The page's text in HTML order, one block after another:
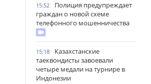
15:52
Полиция предупреждает
граждан о новой схеме
телефонного мошенничества
15:18
Казахстанские
таеквондисты завоевали
четыре медали на турнире в
Индонезии